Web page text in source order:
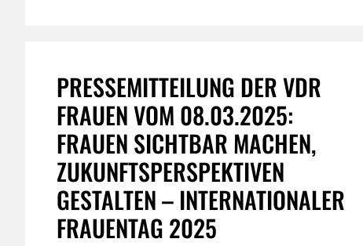
PRESSEMITTEILUNG DER VDR
FRAUEN VOM 08.03.2025:
FRAUEN SICHTBAR MACHEN,
ZUKUNFTSPERSPEKTIVEN
GESTALTEN – INTERNATIONALER
FRAUENTAG 2025